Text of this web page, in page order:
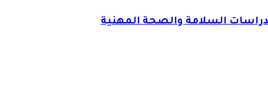
السلامة والصحة المهنية